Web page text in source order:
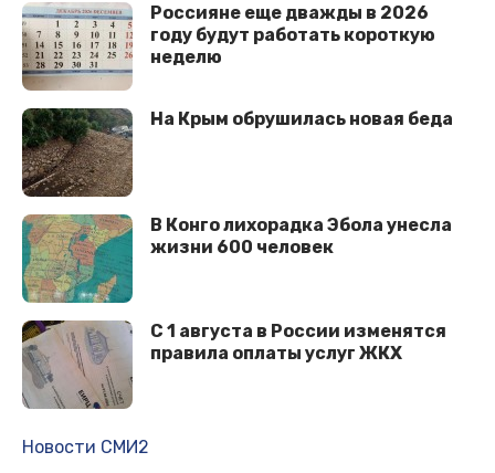
Россияне еще дважды в 2026
году будут работать короткую
неделю
На Крым обрушилась новая беда
В Конго лихорадка Эбола унесла
жизни 600 человек
С 1 августа в России изменятся
правила оплаты услуг ЖКХ
Новости СМИ2